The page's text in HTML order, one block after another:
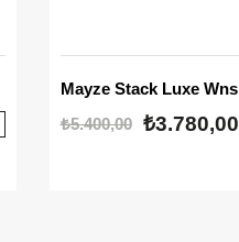
₺5.400,00
₺3.780,00